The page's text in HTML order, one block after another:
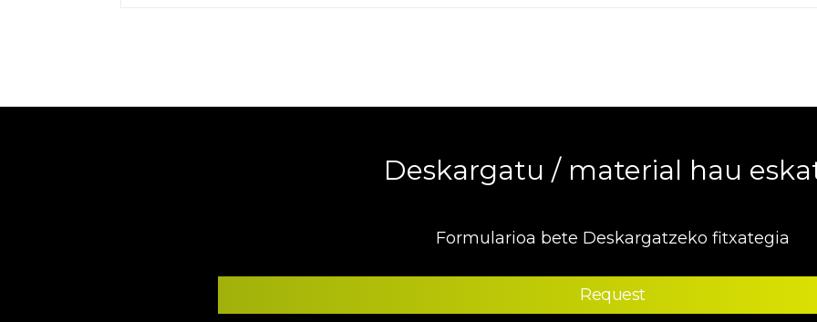
Deskargatu / material hau
Formularioa bete Deskargatzeko fitxategia
Request